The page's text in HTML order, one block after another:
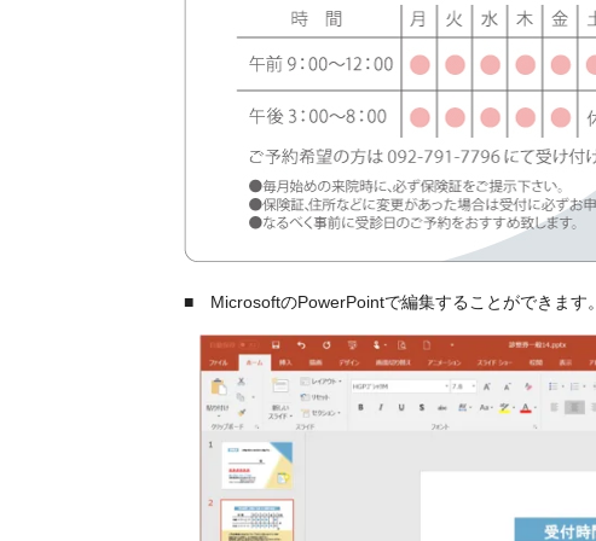
■ MicrosoftのPowerPointで編集することができます。